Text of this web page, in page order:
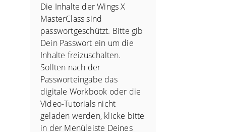
Die Inhalte der Wings X
MasterClass sind
passwortgeschützt. Bitte gib
Dein Passwort ein um die
Inhalte freizuschalten.
Sollten nach der
Passworteingabe das
digitale Workbook oder die
Video-Tutorials nicht
geladen werden, klicke bitte
in der Menüleiste Deines